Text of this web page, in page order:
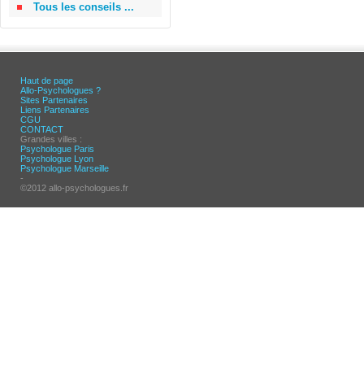
Tous les conseils ...
Haut de page
Allo-Psychologues ?
Sites Partenaires
Liens Partenaires
CGU
CONTACT
Grandes villes :
Psychologue Paris
Psychologue Lyon
Psychologue Marseille
-
©2012 allo-psychologues.fr